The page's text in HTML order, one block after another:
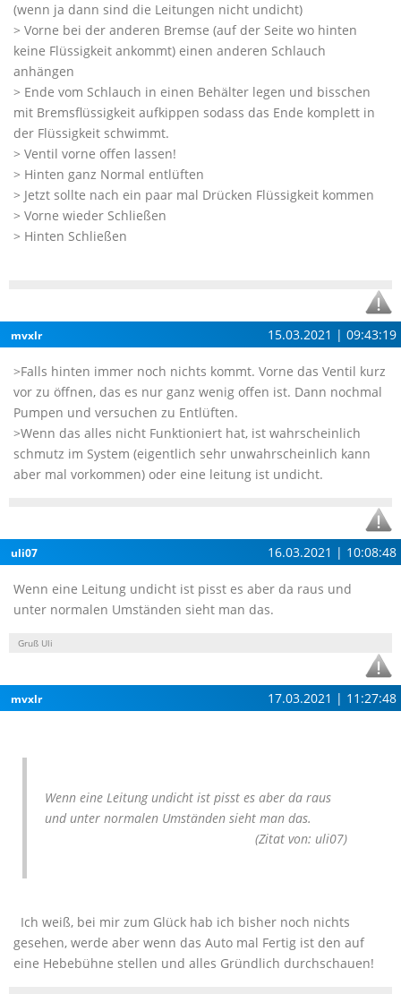
(wenn ja dann sind die Leitungen nicht undicht)
> Vorne bei der anderen Bremse (auf der Seite wo hinten
keine Flüssigkeit ankommt) einen anderen Schlauch
anhängen
> Ende vom Schlauch in einen Behälter legen und bisschen
mit Bremsflüssigkeit aufkippen sodass das Ende komplett in
der Flüssigkeit schwimmt.
> Ventil vorne offen lassen!
> Hinten ganz Normal entlüften
> Jetzt sollte nach ein paar mal Drücken Flüssigkeit kommen
> Vorne wieder Schließen
> Hinten Schließen
mvxlr 15.03.2021 | 09:43:19
>Falls hinten immer noch nichts kommt. Vorne das Ventil kurz
vor zu öffnen, das es nur ganz wenig offen ist. Dann nochmal
Pumpen und versuchen zu Entlüften.
>Wenn das alles nicht Funktioniert hat, ist wahrscheinlich
schmutz im System (eigentlich sehr unwahrscheinlich kann
aber mal vorkommen) oder eine leitung ist undicht.
uli07 16.03.2021 | 10:08:48
Wenn eine Leitung undicht ist pisst es aber da raus und
unter normalen Umständen sieht man das.
Gruß Uli
mvxlr 17.03.2021 | 11:27:48
Wenn eine Leitung undicht ist pisst es aber da raus
und unter normalen Umständen sieht man das.
(Zitat von: uli07)
Ich weiß, bei mir zum Glück hab ich bisher noch nichts
gesehen, werde aber wenn das Auto mal Fertig ist den auf
eine Hebebühne stellen und alles Gründlich durchschauen!